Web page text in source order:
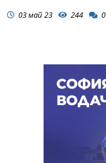
03 май 23 244 0